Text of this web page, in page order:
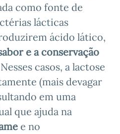
como fonte de
lácticas
ácido lático,
e a conservação
casos, a lactose
(mais devagar
em uma
que ajuda na
e no